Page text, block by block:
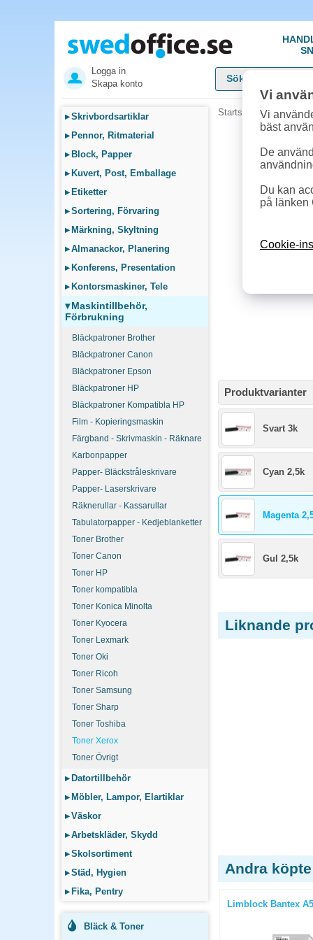
Logga in
Skapa konto
▸Skrivbordsartiklar
▸ Pennor, Ritmaterial
▸ Block, Papper
▸ Kuvert, Post, Emballage
▸ Etiketter
▸Sortering, Förvaring
▸ Märkning, Skyltning
▸Almanackor, Planering
▸ Konferens, Presentation
▸ Kontorsmaskiner, Tele
▾Maskintillbehör,
Förbrukning
Bläckpatroner Brother
Bläckpatroner Canon
Bläckpatroner Epson
Bläckpatroner HP
Bläckpatroner Kompatibla HP
Film - Kopieringsmaskin
Färgband - Skrivmaskin - Räknare
Karbonpapper
Papper- Bläckstråleskrivare
Papper- Laserskrivare
Räknerullar - Kassarullar
Tabulatorpapper - Kedjeblanketter
Toner Brother
Toner Canon
Toner HP
Toner kompatibla
Toner Konica Minolta
Toner Kyocera
Toner Lexmark
Toner Oki
Toner Ricoh
Toner Samsung
Toner Sharp
Toner Toshiba
Toner Xerox
Toner Övrigt
▸ Datortillbehör
▸ Möbler, Lampor, Elartiklar
▸Väskor
▸Arbetskläder, Skydd
▸Skolsortiment
▸Städ, Hygien
▸ Fika, Pentry
Bläck & Toner
Startsida »
Produktvarianter
Svart 3k
Cyan 2,5k
Magenta
Gul 2,5k
Liknande
Andra
Limblock Bantex
Vi
Vi
bäst
De
Du kan
på länken
Cookie-